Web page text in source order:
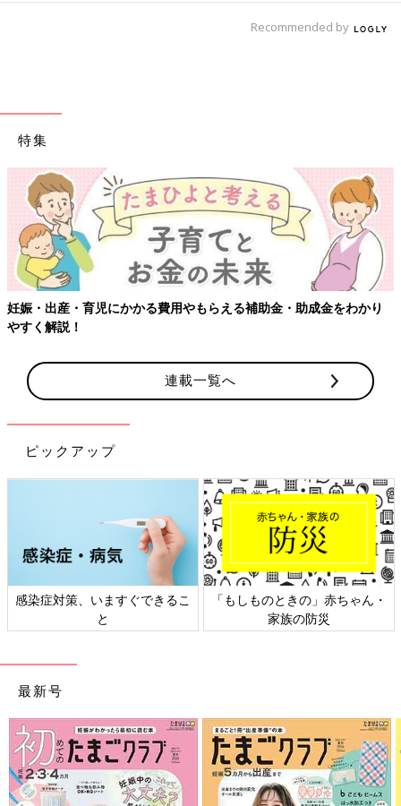
Recommended by
特集
妊娠・出産・育児にかかる費用やもらえる補助金・助成金をわかり
やすく解説！
連載一覧へ
ピックアップ
感染症対策、いますぐできるこ
と
「もしものときの」赤ちゃん・
家族の防災
最新号